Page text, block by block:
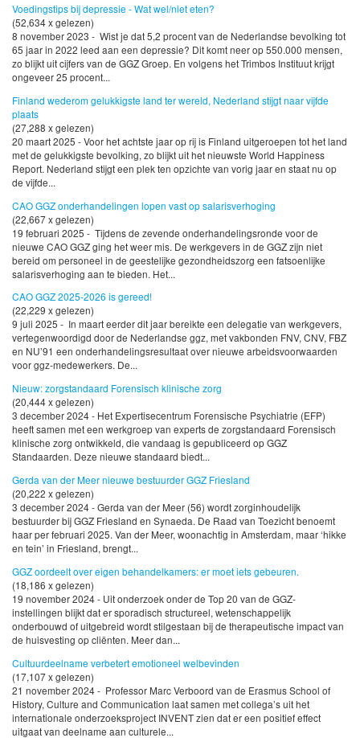
Voedingstips bij depressie - Wat wel/niet eten?
(52,634 x gelezen)
8 november 2023 - Wist je dat 5,2 procent van de Nederlandse bevolking tot
65 jaar in 2022 leed aan een depressie? Dit komt neer op 550.000 mensen,
zo blijkt uit cijfers van de GGZ Groep. En volgens het Trimbos Instituut krijgt
ongeveer 25 procent...
Finland wederom gelukkigste land ter wereld, Nederland stijgt naar vijfde
plaats
(27,288 x gelezen)
20 maart 2025 - Voor het achtste jaar op rij is Finland uitgeroepen tot het land
met de gelukkigste bevolking, zo blijkt uit het nieuwste World Happiness
Report. Nederland stijgt een plek ten opzichte van vorig jaar en staat nu op
de vijfde...
CAO GGZ onderhandelingen lopen vast op salarisverhoging
(22,667 x gelezen)
19 februari 2025 - Tijdens de zevende onderhandelingsronde voor de
nieuwe CAO GGZ ging het weer mis. De werkgevers in de GGZ zijn niet
bereid om personeel in de geestelijke gezondheidszorg een fatsoenlijke
salarisverhoging aan te bieden. Het...
CAO GGZ 2025-2026 is gereed!
(22,229 x gelezen)
9 juli 2025 - In maart eerder dit jaar bereikte een delegatie van werkgevers,
vertegenwoordigd door de Nederlandse ggz, met vakbonden FNV, CNV, FBZ
en NU’91 een onderhandelingsresultaat over nieuwe arbeidsvoorwaarden
voor ggz-medewerkers. De...
Nieuw: zorgstandaard Forensisch klinische zorg
(20,444 x gelezen)
3 december 2024 - Het Expertisecentrum Forensische Psychiatrie (EFP)
heeft samen met een werkgroep van experts de zorgstandaard Forensisch
klinische zorg ontwikkeld, die vandaag is gepubliceerd op GGZ
Standaarden. Deze nieuwe standaard biedt...
Gerda van der Meer nieuwe bestuurder GGZ Friesland
(20,222 x gelezen)
3 december 2024 - Gerda van der Meer (56) wordt zorginhoudelijk
bestuurder bij GGZ Friesland en Synaeda. De Raad van Toezicht benoemt
haar per februari 2025. Van der Meer, woonachtig in Amsterdam, maar ‘hikke
en tein’ in Friesland, brengt...
GGZ oordeelt over eigen behandelkamers: er moet iets gebeuren.
(18,186 x gelezen)
19 november 2024 - Uit onderzoek onder de Top 20 van de GGZ-
instellingen blijkt dat er sporadisch structureel, wetenschappelijk
onderbouwd of uitgebreid wordt stilgestaan bij de therapeutische impact van
de huisvesting op cliënten. Meer dan...
Cultuurdeelname verbetert emotioneel welbevinden
(17,107 x gelezen)
21 november 2024 - Professor Marc Verboord van de Erasmus School of
History, Culture and Communication laat samen met collega’s uit het
internationale onderzoeksproject INVENT zien dat er een positief effect
uitgaat van deelname aan culturele...